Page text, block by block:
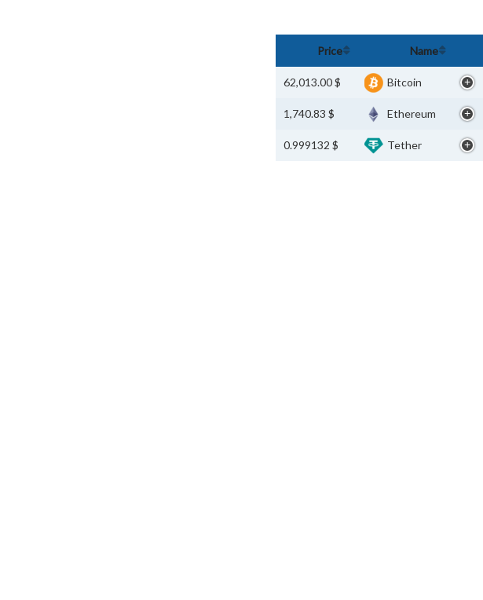
Name
Price
Bitcoin
$ 62,013.00
Ethereum
$ 1,740.83
Tether
$ 0.999132